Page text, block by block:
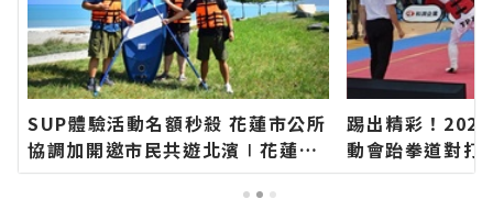
SUP體驗活動名額秒殺 花蓮市公所
協調加開邀市民共遊北濱∣花蓮新
聞網官方網站各類新聞－最快速的
踢出精彩！
動會跆拳道對
聞網官方網站各